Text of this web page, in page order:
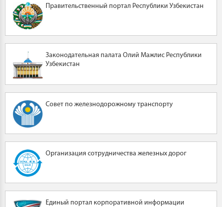
Правительственный портал Республики Узбекистан
Законодательная палата Олий Мажлис Республики
Узбекистан
Совет по железнодорожному транспорту
Организация сотрудничества железных дорог
Единый портал корпоративной информации